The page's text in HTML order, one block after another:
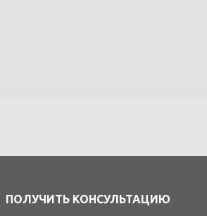
ПОЛУЧИТЬ КОНСУЛЬТАЦИЮ